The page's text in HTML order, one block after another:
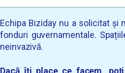
Echipa Biziday nu a solicitat și
fonduri guvernamentale.
neinvazivă.
Dacă îți place ce facem,